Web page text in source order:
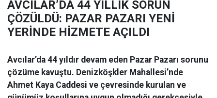
AVCILAR’DA 44 YILLIK SORUN
ÇÖZÜLDÜ: PAZAR PAZARI YENİ
YERİNDE HİZMETE AÇILDI
Avcılar’da 44 yıldır devam eden Pazar Pazarı sorunu
çözüme kavuştu. Denizköşkler Mahallesi’nde
Ahmet Kaya Caddesi ve çevresinde kurulan ve